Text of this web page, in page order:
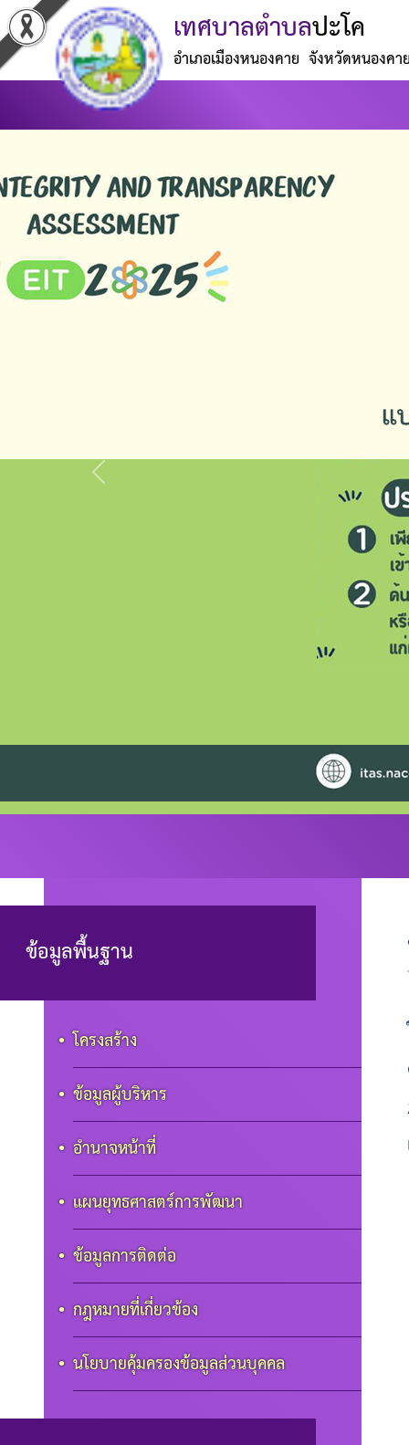
เทศบาลตำบลปะโค
อำเภอเมืองหนองคาย จังหวัดหนองคา
Previous
ข้อมูลพื้นฐาน
โครงสร้าง
ข้อมูลผู้บริหาร
อำนาจหน้าที่
แผนยุทธศาสตร์การพัฒนา
ข้อมูลการติดต่อ
กฎหมายที่เกี่ยวข้อง
นโยบายคุ้มครองข้อมูลส่วนบุคคล